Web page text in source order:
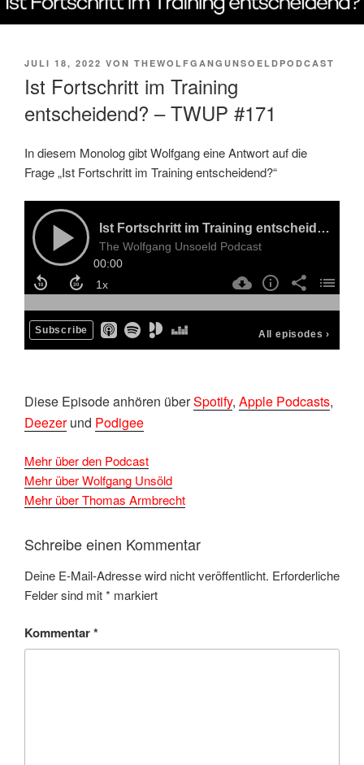
VERÖFFENTLICHT
AM
JULI 18, 2022 VON THEWOLFGANGUNSOELDPODCAST
Ist Fortschritt im Training
entscheidend? – TWUP #171
In diesem Monolog gibt Wolfgang eine Antwort auf die
Frage „Ist Fortschritt im Training entscheidend?“
Diese Episode anhören überSpotify, Apple Podcasts,
Deezerund Podigee
Mehr über den Podcast
Mehr über Wolfgang Unsöld
Mehr über Thomas Armbrecht
Schreibe einen Kommentar
Deine E-Mail-Adresse wird nicht veröffentlicht. Erforderliche
Felder sind mit* markiert
Kommentar*